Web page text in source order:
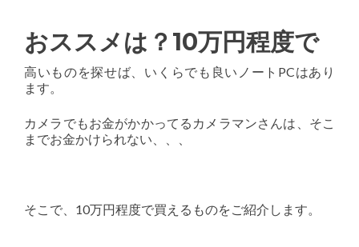
おススメは？10万円程度で
高いものを探せば、いくらでも良いノートPCはあり
ます。
カメラでもお金がかかってるカメラマンさんは、そこ
までお金かけられない、、、
そこで、10万円程度で買えるものをご紹介します。